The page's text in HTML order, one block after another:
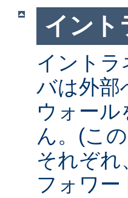
イント
イント
バは外部
ウォー
ん。(こ
それぞ
フォワ